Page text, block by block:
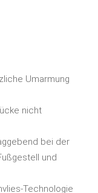
Umarmung
nicht
bei der
und
Technologie